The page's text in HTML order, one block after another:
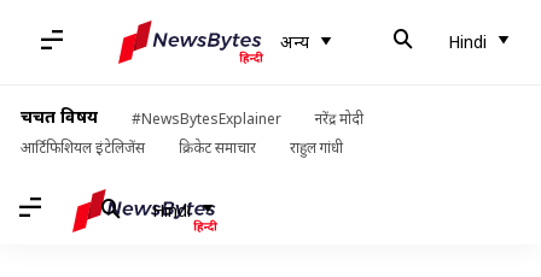
अन्य Hindi
चर्चित विषय #NewsBytesExplainer
नरेंद्र मोदी
आर्टिफिशियल इंटेलिजेंस
क्रिकेट समाचार राहुल गांधी
Hindi